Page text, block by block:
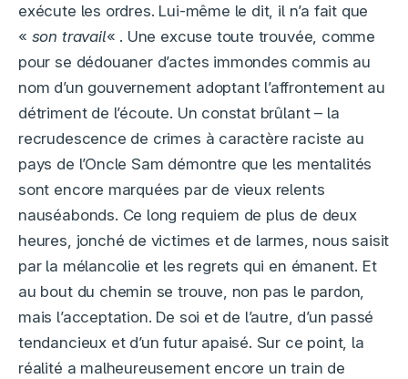
exécute les ordres. Lui-même le dit, il n’a fait que
« son travail« . Une excuse toute trouvée, comme
pour se dédouaner d’actes immondes commis au
nom d’un gouvernement adoptant l’affrontement au
détriment de l’écoute. Un constat brûlant – la
recrudescence de crimes à caractère raciste au
pays de l’Oncle Sam démontre que les mentalités
sont encore marquées par de vieux relents
nauséabonds. Ce long requiem de plus de deux
heures, jonché de victimes et de larmes, nous saisit
par la mélancolie et les regrets qui en émanent. Et
au bout du chemin se trouve, non pas le pardon,
mais l’acceptation. De soi et de l’autre, d’un passé
tendancieux et d’un futur apaisé. Sur ce point, la
réalité a malheureusement encore un train de